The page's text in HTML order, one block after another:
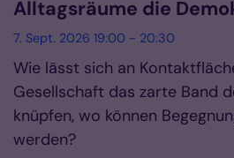
Alltagsräume die
7. Sept. 2026 19:00 - 20:30
Wie lässt sich an
Gesellschaft das zarte Band
knüpfen, wo können
werden?